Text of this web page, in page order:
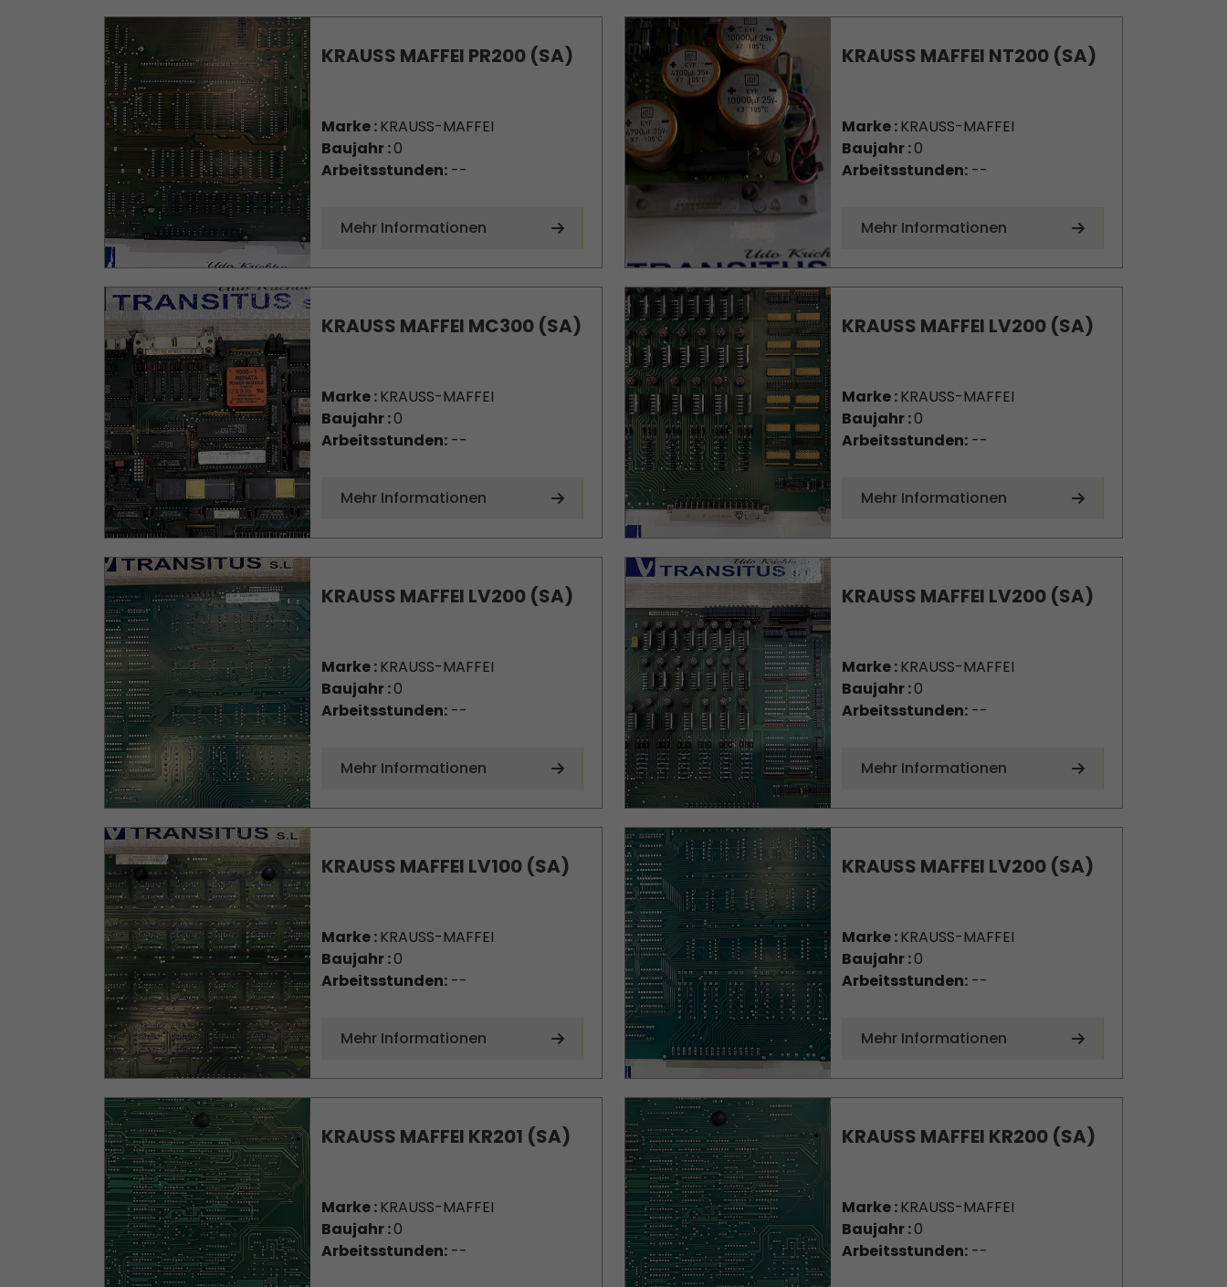
KRAUSS MAFFEI PR200 (SA)
Marke :KRAUSS-MAFFEI
Baujahr :0
Arbeitsstunden:--
Mehr Informationen
KRAUSS MAFFEI NT200 (SA)
Marke :KRAUSS-MAFFEI
Baujahr :0
Arbeitsstunden:--
Mehr Informationen
KRAUSS MAFFEI MC300 (SA)
Marke :KRAUSS-MAFFEI
Baujahr :0
Arbeitsstunden:--
Mehr Informationen
KRAUSS MAFFEI LV200 (SA)
Marke :KRAUSS-MAFFEI
Baujahr :0
Arbeitsstunden:--
Mehr Informationen
KRAUSS MAFFEI LV200 (SA)
Marke :KRAUSS-MAFFEI
Baujahr :0
Arbeitsstunden:--
Mehr Informationen
KRAUSS MAFFEI LV200 (SA)
Marke :KRAUSS-MAFFEI
Baujahr :0
Arbeitsstunden:--
Mehr Informationen
KRAUSS MAFFEI LV100 (SA)
Marke :KRAUSS-MAFFEI
Baujahr :0
Arbeitsstunden:--
Mehr Informationen
KRAUSS MAFFEI LV200 (SA)
Marke :KRAUSS-MAFFEI
Baujahr :0
Arbeitsstunden:--
Mehr Informationen
KRAUSS MAFFEI KR201 (SA)
Marke :KRAUSS-MAFFEI
Baujahr :0
Arbeitsstunden:--
KRAUSS MAFFEI KR200 (SA)
Marke :KRAUSS-MAFFEI
Baujahr :0
Arbeitsstunden:--